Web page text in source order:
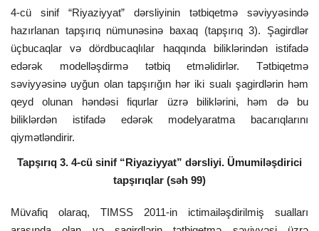
4-cü sinif “Riyaziyyat” dərsliyinin tətbiqetmə səviyyəsində
hazırlanan tapşırıq nümunəsinə baxaq (tapşırıq 3). Şagirdlər
üçbucaqlar və dördbucaqlılar haqqında biliklərindən istifadə
edərək modelləşdirmə tətbiq etməlidirlər. Tətbiqetmə
səviyyəsinə uyğun olan tapşırığın hər iki sualı şagirdlərin həm
qeyd olunan həndəsi fiqurlar üzrə biliklərini, həm də bu
biliklərdən istifadə edərək modelyaratma bacarıqlarını
qiymətləndirir.
Tapşırıq 3. 4-cü sinif “Riyaziyyat” dərsliyi. Ümumiləşdirici
tapşırıqlar (səh 99)
Müvafiq olaraq, TIMSS 2011-in ictimailəşdirilmiş sualları